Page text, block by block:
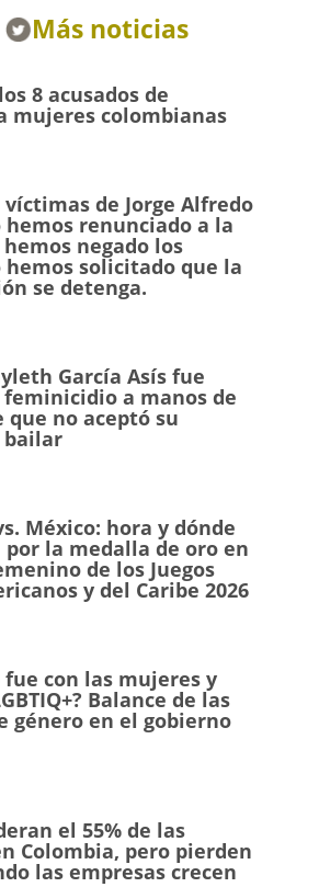
Más noticias
8 acusados de
mujeres colombianas
de Jorge Alfredo
hemos renunciado a la
negado los
hemos solicitado que la
se detenga.
García Asís fue
a manos de
que no aceptó su
bailar
México: hora y dónde
la medalla de oro en
de los Juegos
y del Caribe 2026
fue con las mujeres y
Balance de las
género en el gobierno
el 55% de las
Colombia, pero pierden
las empresas crecen